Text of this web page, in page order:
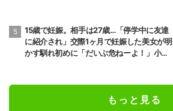
15歳で妊娠。相手は27歳…「停学中に友達
に紹介され」交際1ヶ月で妊娠した美女が明
かす馴れ初めに「だいぶ危ねーよ！」小森
もっと見る